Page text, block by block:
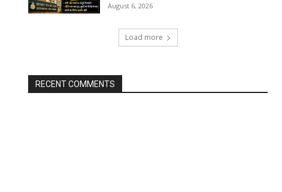
August 6, 2026
Load more
RECENT COMMENTS